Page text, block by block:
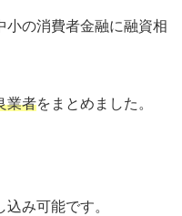
小の消費者金融に融資相
業者をまとめました。
み可能です。